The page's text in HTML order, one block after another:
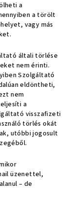
a
a törölt
vagy más
általi törlése
nem érinti.
Szolgáltató
eldöntheti,
nem
a
visszafizeti
törlés okát
utóbbi jogosult
üzenettel,
– de